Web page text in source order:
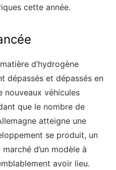
cette année.
d’hydrogène
dépassés et dépassés en
nouveaux véhicules
que le nombre de
atteigne une
se produit, un
d’un modèle à
avoir lieu.